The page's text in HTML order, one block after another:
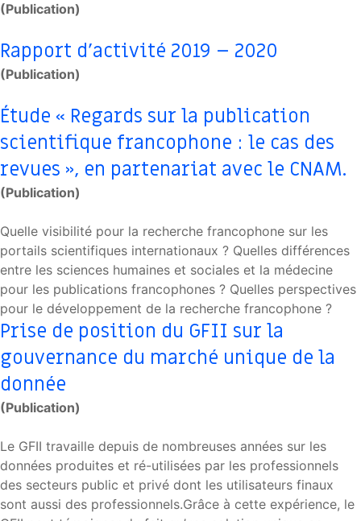
(Publication)
Rapport d’activité 2019 – 2020
(Publication)
Étude « Regards sur la publication
scientifique francophone : le cas des
revues », en partenariat avec le CNAM.
(Publication)
Quelle visibilité pour la recherche francophone sur les
portails scientifiques internationaux ? Quelles différences
entre les sciences humaines et sociales et la médecine
pour les publications francophones ? Quelles perspectives
pour le développement de la recherche francophone ?
Prise de position du GFII sur la
gouvernance du marché unique de la
donnée
(Publication)
Le GFII travaille depuis de nombreuses années sur les
données produites et ré-utilisées par les professionnels
des secteurs public et privé dont les utilisateurs finaux
sont aussi des professionnels.Grâce à cette expérience, le